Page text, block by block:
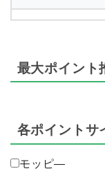
最大ポイント
各ポイントサ
モッピ―